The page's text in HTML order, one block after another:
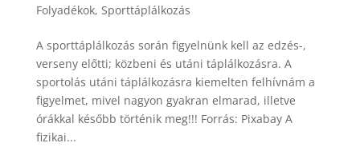
Folyadékok, Sporttáplálkozás
A sporttáplálkozás során figyelnünk kell az edzés-,
verseny előtti; közbeni és utáni táplálkozásra. A
sportolás utáni táplálkozásra kiemelten felhívnám a
figyelmet, mivel nagyon gyakran elmarad, illetve
órákkal később történik meg!!! Forrás: Pixabay A
fizikai...